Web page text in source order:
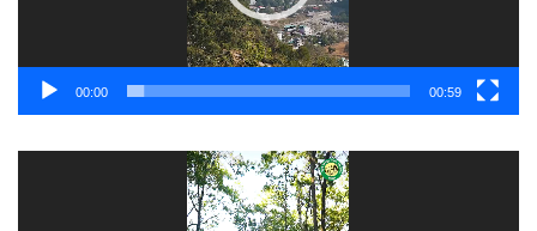
00:00 00:59